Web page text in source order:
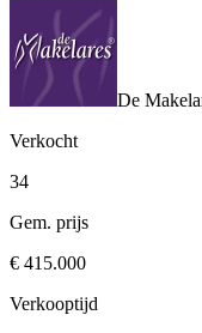
De
Verkocht
34
Gem. prijs
€ 415.000
Verkooptijd